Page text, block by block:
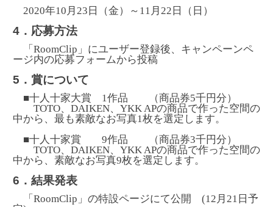
2020年10月23日（金）～11月22日（日）
4．応募方法
「RoomClip」にユーザー登録後、キャンペーンペ
ージ内の応募フォームから投稿
5．賞について
■十人十家大賞 1作品 （商品券5千円分）
TOTO、DAIKEN、YKK APの商品で作った空間の
中から、最も素敵なお写真1枚を選定します。
■十人十家賞 9作品 （商品券3千円分）
TOTO、DAIKEN、YKK APの商品で作った空間の
中から、素敵なお写真9枚を選定します。
6．結果発表
「RoomClip」の特設ページにて公開 (12月21日予